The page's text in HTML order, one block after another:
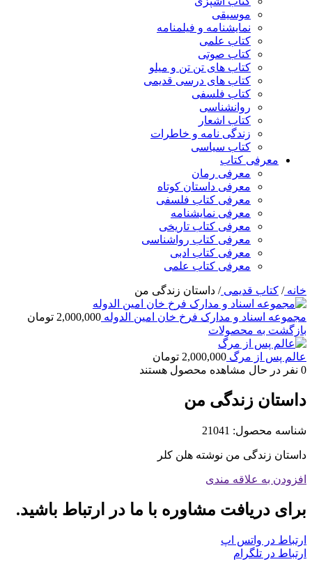
موسیقی
نمایشنامه و فیلمنامه
کتاب علمی
کتاب صوتی
کتاب های تن تن و میلو
کتاب های درسی قدیمی
کتاب فلسفی
روانشناسی
کتاب اشعار
زندگی نامه و خاطرات
کتاب سیاسی
معرفی کتاب
معرفی رمان
معرفی داستان کوتاه
معرفی کتاب فلسفی
معرفی نمایشنامه
معرفی کتاب تاریخی
معرفی کتاب رواشناسی
معرفی کتاب ادبی
معرفی کتاب علمی
خانه/ کتاب قدیمی/ داستان زندگی من
مجموعه اسناد و مدارک فرخ خان امین الدوله 2,000,000 تومان
بازگشت به محصولات
عالم پس از مرگ 2,000,000 تومان
0 نفر در حال مشاهده محصول هستند
داستان زندگی من
شناسه محصول: 21041
داستان زندگی من نوشته هلن کلر
افزودن به علاقه مندی
برای دریافت مشاوره با ما در ارتباط باشید.
ارتباط در واتس اپ
ارتباط در تلگرام